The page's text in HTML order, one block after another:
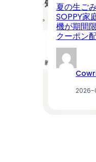
夏の生ご
SOPPY家
機が期間
クーポン